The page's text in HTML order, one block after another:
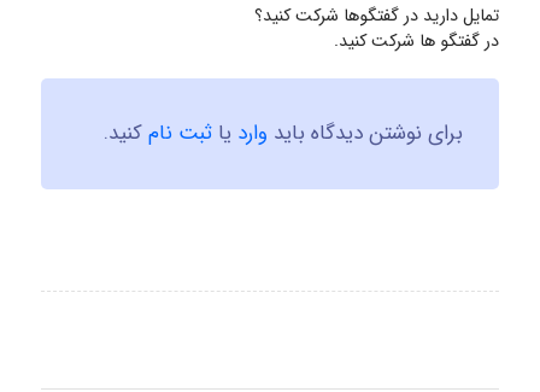
تمایل دارید در گفتگوها شرکت کنید؟
در گفتگو ها شرکت کنید.
برای نوشتن دیدگاه باید وارد یا ثبت نامکنید.